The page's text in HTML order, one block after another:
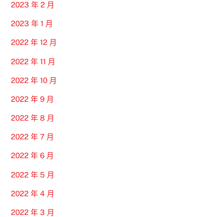
2023 年 2 月
2023 年 1 月
2022 年 12 月
2022 年 11 月
2022 年 10 月
2022 年 9 月
2022 年 8 月
2022 年 7 月
2022 年 6 月
2022 年 5 月
2022 年 4 月
2022 年 3 月